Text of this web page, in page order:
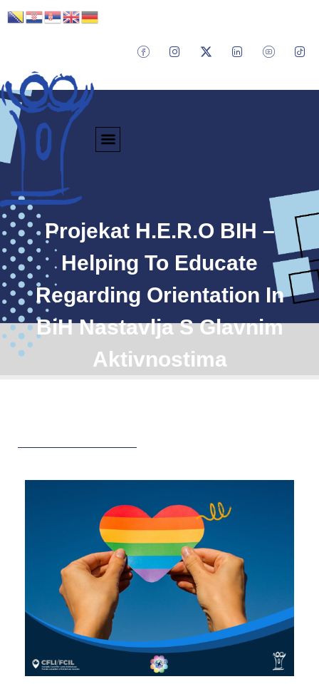
Projekat H.E.R.O BIH –
Helping To Educate
Regarding Orientation In
BiH Nastavlja S Glavnim
Aktivnostima